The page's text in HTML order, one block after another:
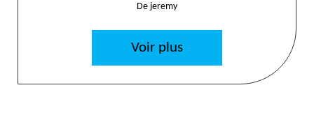
De jeremy
Voir plus